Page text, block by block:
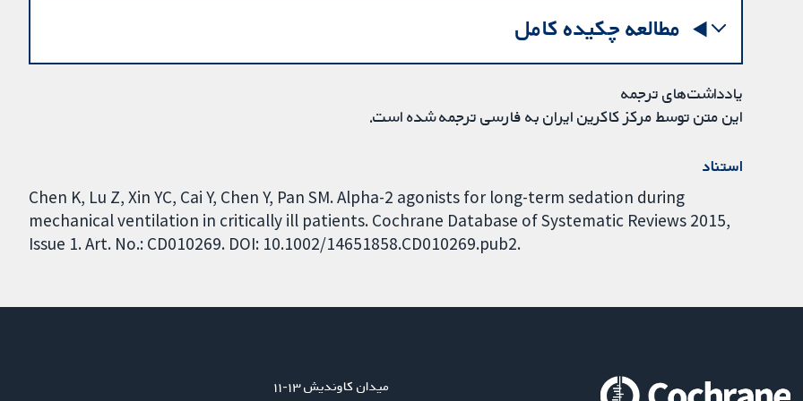
مطالعه چکیده کامل
یادداشت‌های ترجمه
این متن توسط مرکز کاکرین ایران به فارسی ترجمه شده است.
استناد
Chen K, Lu Z, Xin YC, Cai Y, Chen Y, Pan SM. Alpha-2 agonists for long-term sedation during
mechanical ventilation in critically ill patients. Cochrane Database of Systematic Reviews 2015,
Issue 1. Art. No.: CD010269. DOI: 10.1002/14651858.CD010269.pub2.
میدان کاوندیش ۱۳-۱۱